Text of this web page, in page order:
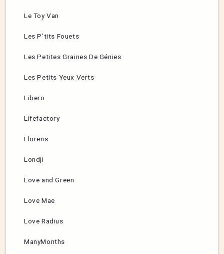
Le Toy Van
Les P’tits Fouets
Les Petites Graines De Génies
Les Petits Yeux Verts
Libero
Lifefactory
Llorens
Londji
Love and Green
Love Mae
Love Radius
ManyMonths